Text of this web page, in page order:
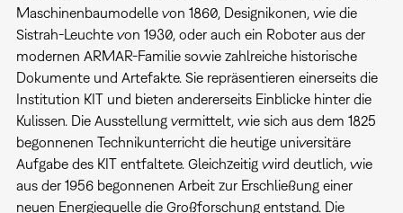
Maschinenbaumodelle von 1860, Designikonen, wie die
Sistrah-Leuchte von 1930, oder auch ein Roboter aus der
modernen ARMAR-Familie sowie zahlreiche historische
Dokumente und Artefakte. Sie repräsentieren einerseits die
Institution KIT und bieten andererseits Einblicke hinter die
Kulissen. Die Ausstellung vermittelt, wie sich aus dem 1825
begonnenen Technikunterricht die heutige universitäre
Aufgabe des KIT entfaltete. Gleichzeitig wird deutlich, wie
aus der 1956 begonnenen Arbeit zur Erschließung einer
neuen Energiequelle die Großforschung entstand. Die